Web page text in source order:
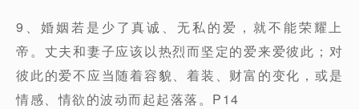
9、婚姻若是少了真诚、无私的爱，就不能荣耀上
帝。丈夫和妻子应该以热烈而坚定的爱来爱彼此；对
彼此的爱不应当随着容貌、着装、财富的变化，或是
情感、情欲的波动而起起落落。P14